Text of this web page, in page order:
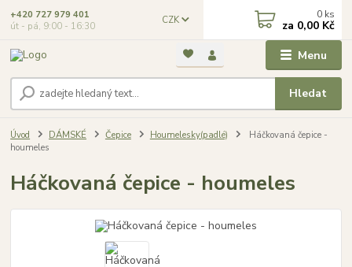
Menu
CZK
Hledat
+420 727 979 401
út - pá, 9:00 - 16:30
0 ks
za 0,00 Kč
Úvod DÁMSKÉ Čepice Houmelesky(padlé)
Háčkovaná čepice -
houmeles
Háčkovaná čepice - houmeles